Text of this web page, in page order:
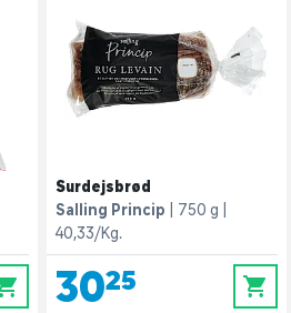
0
Surdejsbrød
Salling Princip
750 g
40,33/Kg.
30,25 0